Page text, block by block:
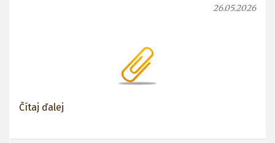
26.05.2026
Čítaj ďalej